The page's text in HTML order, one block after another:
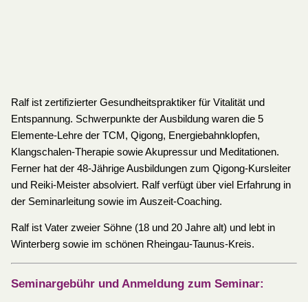
Ralf ist zertifizierter Gesundheitspraktiker für Vitalität und
Entspannung. Schwerpunkte der Ausbildung waren die 5
Elemente-Lehre der TCM, Qigong, Energiebahnklopfen,
Klangschalen-Therapie sowie Akupressur und Meditationen.
Ferner hat der 48-Jährige Ausbildungen zum Qigong-Kursleiter
und Reiki-Meister absolviert. Ralf verfügt über viel Erfahrung in
der Seminarleitung sowie im Auszeit-Coaching.
Ralf ist Vater zweier Söhne (18 und 20 Jahre alt) und lebt in
Winterberg sowie im schönen Rheingau-Taunus-Kreis.
Seminargebühr und Anmeldung zum Seminar: